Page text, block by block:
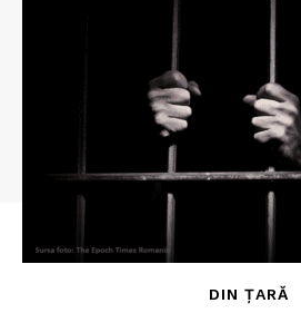
DIN ȚARĂ